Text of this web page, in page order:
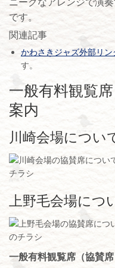
です。
関連記事
かわさきジャズ外部リン
す。
一般有料観覧
案内
川崎会場につい
上野毛会場につ
一般有料観覧席（協賛